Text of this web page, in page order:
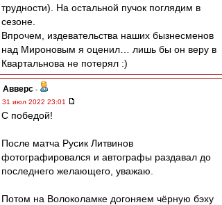
трудности). На остальной пучок поглядим в
сезоне.
Впрочем, издевательства наших бызнесменов
над Мироновым я оценил… лишь бы он веру в
Квартальнова не потерял :)
Авверс -
31 июл 2022 23:01
С победой!
После матча Русик Литвинов
фотографировался и автографы раздавал до
последнего желающего, уважаю.
Потом на Волоколамке догоняем чёрную бэху